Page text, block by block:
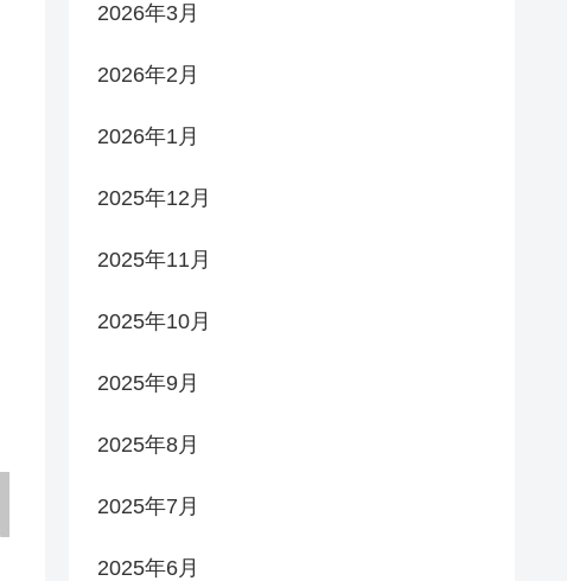
2026年3月
2026年2月
2026年1月
2025年12月
2025年11月
2025年10月
2025年9月
2025年8月
2025年7月
2025年6月